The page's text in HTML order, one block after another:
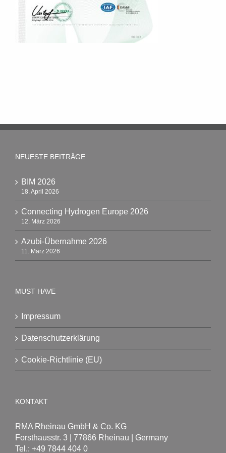
NEUESTE BEITRÄGE
BIM 2026
18. April 2026
Connecting Hydrogen Europe 2026
12. März 2026
Azubi-Übernahme 2026
11. März 2026
MUST HAVE
Impressum
Datenschutzerklärung
Cookie-Richtlinie (EU)
KONTAKT
RMA Rheinau GmbH & Co. KG
Forsthausstr. 3 | 77866 Rheinau | Germany
Tel.: +49 7844 404 0